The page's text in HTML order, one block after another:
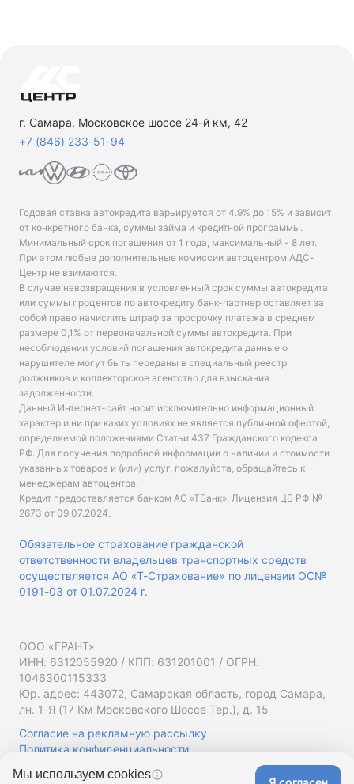
г. Самара, Московское шоссе 24-й км, 42
+7 (846) 233-51-94
Годовая ставка автокредита варьируется от 4.9% до 15% и зависит
от конкретного банка, суммы займа и кредитной программы.
Минимальный срок погашения от 1 года, максимальный - 8 лет.
При этом любые дополнительные комиссии автоцентром АДС-
Центр не взимаются.
В случае невозвращения в условленный срок суммы автокредита
или суммы процентов по автокредиту банк-партнер оставляет за
собой право начислить штраф за просрочку платежа в среднем
размере 0,1% от первоначальной суммы автокредита. При
несоблюдении условий погашения автокредита данные о
нарушителе могут быть переданы в специальный реестр
должников и коллекторское агентство для взыскания
задолженности.
Данный Интернет-сайт носит исключительно информационный
характер и ни при каких условиях не является публичной офертой,
определяемой положениями Статьи 437 Гражданского кодекса
РФ. Для получения подробной информации о наличии и стоимости
указанных товаров и (или) услуг, пожалуйста, обращайтесь к
менеджерам автоцентра.
Кредит предоставляется банком АО «ТБанк». Лицензия ЦБ РФ №
2673 от 09.07.2024.
Обязательное страхование гражданской
ответственности владельцев транспортных средств
осуществляется АО «Т-Страхование» по лицензии ОС№
0191-03 от 01.07.2024 г.
ООО «ГРАНТ»
ИНН: 6312055920 / КПП: 631201001 / ОГРН:
1046300115333
Юр. адрес: 443072, Самарская область, город Самара,
лн. 1-Я (17 Км Московского Шоссе Тер.), д. 15
Согласие на рекламную рассылку
Политика конфиденциальности
Мы используем cookies